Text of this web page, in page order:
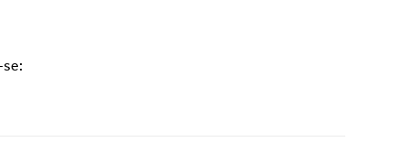
se: